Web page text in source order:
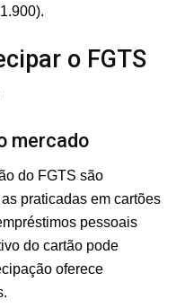
o FGTS
mercado
do FGTS são
praticadas em cartões
pessoais
do cartão pode
oferece